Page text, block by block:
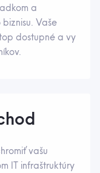
a
Vaše
dostupné a vy
vašu
IT infraštruktúry